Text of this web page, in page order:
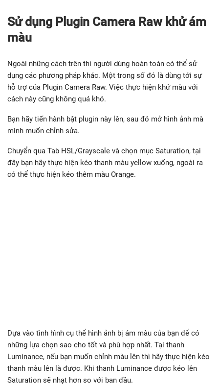
Sử dụng Plugin Camera Raw khử ám
màu
Ngoài những cách trên thì người dùng hoàn toàn có thể sử
dụng các phương pháp khác. Một trong số đó là dùng tới sự
hỗ trợ của Plugin Camera Raw. Việc thực hiện khử màu với
cách này cũng không quá khó.
Bạn hãy tiến hành bật plugin này lên, sau đó mở hình ảnh mà
mình muốn chỉnh sửa.
Chuyển qua Tab HSL/Grayscale và chọn mục Saturation, tại
đây bạn hãy thực hiện kéo thanh màu yellow xuống, ngoài ra
có thể thực hiện kéo thêm màu Orange.
Dựa vào tình hình cụ thể hình ảnh bị ám màu của bạn để có
những lựa chọn sao cho tốt và phù hợp nhất. Tại thanh
Luminance, nếu bạn muốn chỉnh màu lên thì hãy thực hiện kéo
thanh màu lên là được. Khi thanh Luminance được kéo lên
Saturation sẽ nhạt hơn so với ban đầu.